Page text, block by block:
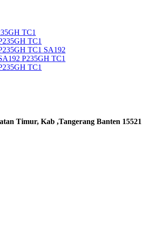
TC1
TC1
TC1 SA192
P235GH TC1
TC1
Timur, Kab ,Tangerang Banten 15521